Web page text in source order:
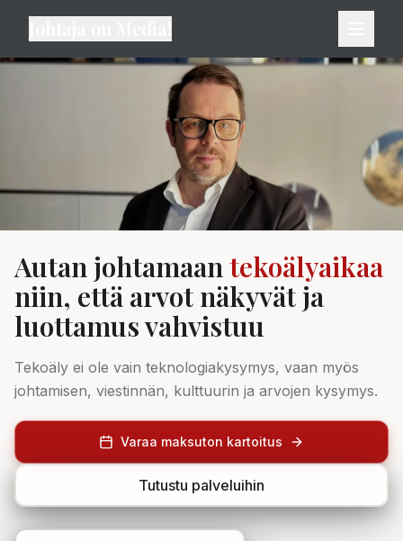
Autan johtamaantekoälyaikaa
niin, että arvot näkyvät ja
luottamus vahvistuu
Tekoäly ei ole vain teknologiakysymys, vaan myös
johtamisen, viestinnän, kulttuurin ja arvojen kysymys.
Varaa maksuton kartoitus
Tutustu palveluihin